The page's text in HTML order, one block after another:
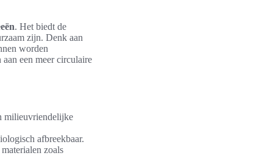
. Het biedt de
zijn. Denk aan
worden
een meer circulaire
milieuvriendelijke
afbreekbaar.
zoals